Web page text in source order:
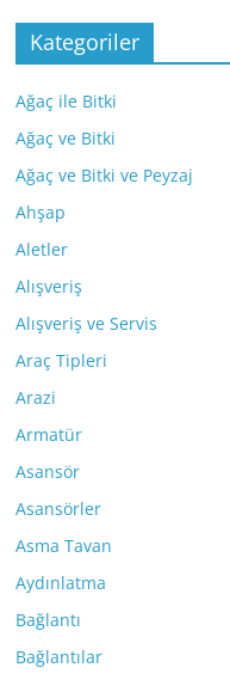
Kategoriler
Ağaç ile Bitki
Ağaç ve Bitki
Ağaç ve Bitki ve Peyzaj
Ahşap
Aletler
Alışveriş
Alışveriş ve Servis
Araç Tipleri
Arazi
Armatür
Asansör
Asansörler
Asma Tavan
Aydınlatma
Bağlantı
Bağlantılar